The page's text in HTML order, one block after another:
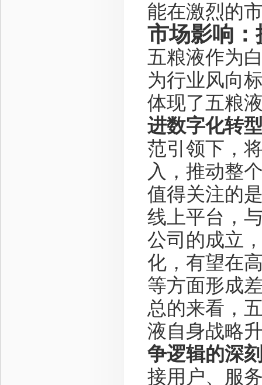
能在激烈的
市场影响
五粮液作为
为行业风向
体现了五粮
进数字化转
范引领下，
入，推动整
值得关注的
线上平台，
公司的成立
化，有望在
等方面形成
总的来看，
液自身战略
争逻辑的深
接用户、服